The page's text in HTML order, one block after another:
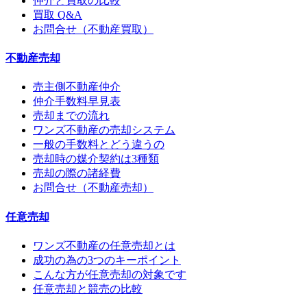
買取 Q&A
お問合せ（不動産買取）
不動産売却
売主側不動産仲介
仲介手数料早見表
売却までの流れ
ワンズ不動産の売却システム
一般の手数料とどう違うの
売却時の媒介契約は3種類
売却の際の諸経費
お問合せ（不動産売却）
任意売却
ワンズ不動産の任意売却とは
成功の為の3つのキーポイント
こんな方が任意売却の対象です
任意売却と競売の比較